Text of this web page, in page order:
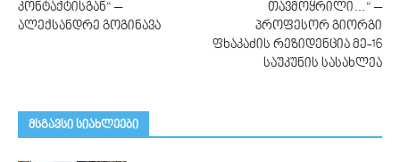
კონტაქტისგან“ –
ალექსანდრე გოგინავა
თავმოყრილი…“ –
პროფესორ გიორგი
ფხაკაძის რეზიდენცია მე-16
საუკუნის სასახლეა
მსგავსი სიახლეები